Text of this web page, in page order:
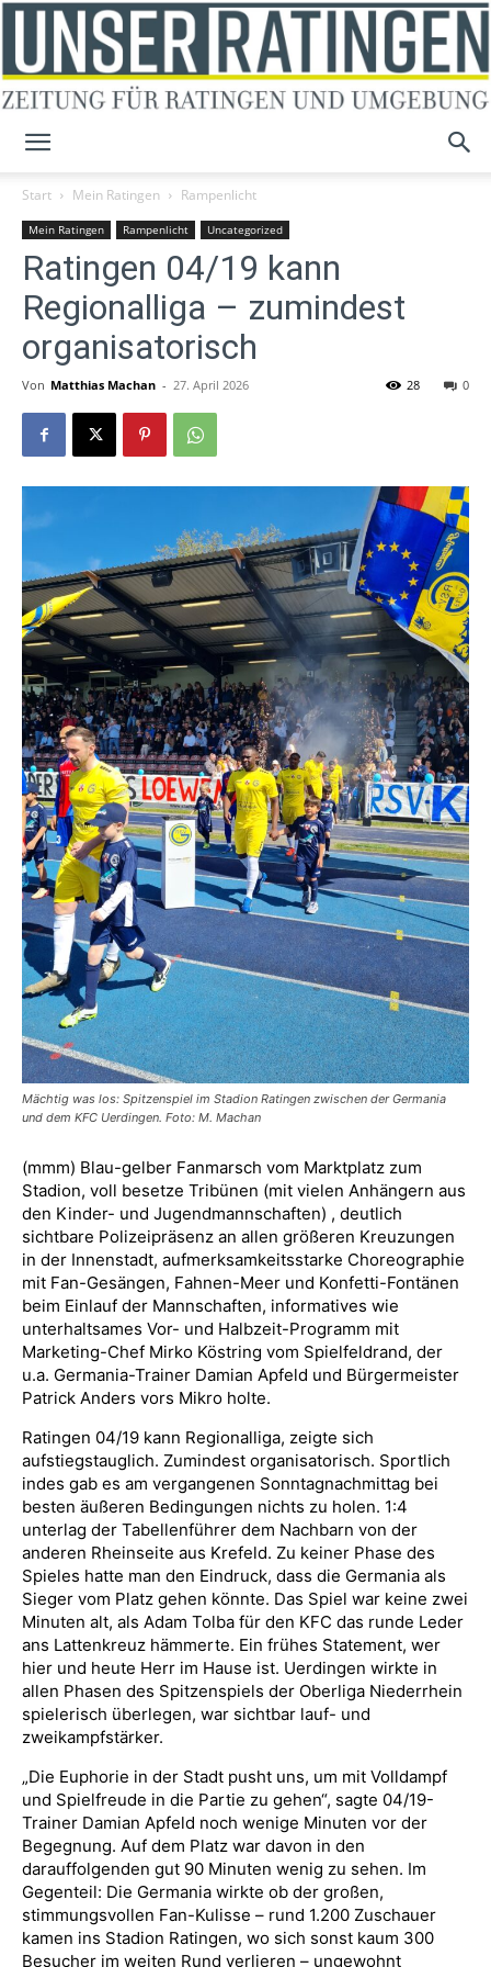
Ratingen
Start Mein Ratingen Rampenlicht
Mein Ratingen Rampenlicht Uncategorized
Ratingen 04/19 kann
Regionalliga – zumindest
organisatorisch
Von Matthias Machan - 27. April 2026 0
28
Mächtig was los: Spitzenspiel im Stadion Ratingen zwischen der Germania
und dem KFC Uerdingen. Foto: M. Machan
(mmm) Blau-gelber Fanmarsch vom Marktplatz zum
Stadion, voll besetze Tribünen (mit vielen Anhängern aus
den Kinder- und Jugendmannschaften) , deutlich
sichtbare Polizeipräsenz an allen größeren Kreuzungen
in der Innenstadt, aufmerksamkeitsstarke Choreographie
mit Fan-Gesängen, Fahnen-Meer und Konfetti-Fontänen
beim Einlauf der Mannschaften, informatives wie
unterhaltsames Vor- und Halbzeit-Programm mit
Marketing-Chef Mirko Köstring vom Spielfeldrand, der
u.a. Germania-Trainer Damian Apfeld und Bürgermeister
Patrick Anders vors Mikro holte.
Ratingen 04/19 kann Regionalliga, zeigte sich
aufstiegstauglich. Zumindest organisatorisch. Sportlich
indes gab es am vergangenen Sonntagnachmittag bei
besten äußeren Bedingungen nichts zu holen. 1:4
unterlag der Tabellenführer dem Nachbarn von der
anderen Rheinseite aus Krefeld. Zu keiner Phase des
Spieles hatte man den Eindruck, dass die Germania als
Sieger vom Platz gehen könnte. Das Spiel war keine zwei
Minuten alt, als Adam Tolba für den KFC das runde Leder
ans Lattenkreuz hämmerte. Ein frühes Statement, wer
hier und heute Herr im Hause ist. Uerdingen wirkte in
allen Phasen des Spitzenspiels der Oberliga Niederrhein
spielerisch überlegen, war sichtbar lauf- und
zweikampfstärker.
„Die Euphorie in der Stadt pusht uns, um mit Volldampf
und Spielfreude in die Partie zu gehen“, sagte 04/19-
Trainer Damian Apfeld noch wenige Minuten vor der
Begegnung. Auf dem Platz war davon in den
darauffolgenden gut 90 Minuten wenig zu sehen. Im
Gegenteil: Die Germania wirkte ob der großen,
stimmungsvollen Fan-Kulisse – rund 1.200 Zuschauer
kamen ins Stadion Ratingen, wo sich sonst kaum 300
Besucher im weiten Rund verlieren – ungewohnt